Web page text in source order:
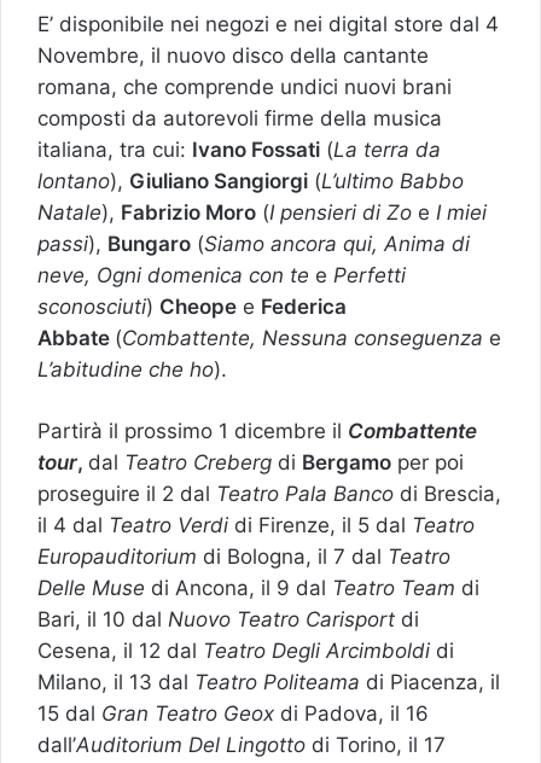
E’ disponibile nei negozi e nei digital store dal 4
Novembre, il nuovo disco della cantante
romana, che comprende undici nuovi brani
composti da autorevoli firme della musica
italiana, tra cui: Ivano Fossati (La terra da
lontano), Giuliano Sangiorgi (L’ultimo Babbo
Natale), Fabrizio Moro (I pensieri di Zo e I miei
passi), Bungaro (Siamo ancora qui, Anima di
neve, Ogni domenica con te e Perfetti
sconosciuti) Cheope e Federica
Abbate (Combattente, Nessuna conseguenza e
L’abitudine che ho).
Partirà il prossimo 1 dicembre il Combattente
tour, dal Teatro Creberg di Bergamo per poi
proseguire il 2 dal Teatro Pala Banco di Brescia,
il 4 dal Teatro Verdi di Firenze, il 5 dal Teatro
Europauditorium di Bologna, il 7 dal Teatro
Delle Muse di Ancona, il 9 dal Teatro Team di
Bari, il 10 dal Nuovo Teatro Carisport di
Cesena, il 12 dal Teatro Degli Arcimboldi di
Milano, il 13 dal Teatro Politeama di Piacenza, il
15 dal Gran Teatro Geox di Padova, il 16
dall’Auditorium Del Lingotto di Torino, il 17